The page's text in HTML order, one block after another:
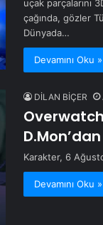
uçak parçalarını
çağında, gözler
Dünyada…
Devamını Oku »
DİLAN BİÇER
Karakter, 6
Devamını Oku »